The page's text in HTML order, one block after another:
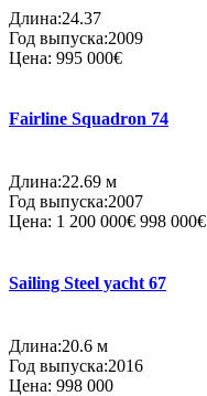
Длина:24.37
Год выпуска:2009
Цена: 995 000€
Fairline Squadron 74
Длина:22.69 м
Год выпуска:2007
Цена: 1 200 000€ 998 000€
Sailing Steel yacht 67
Длина:20.6 м
Год выпуска:2016
Цена: 998 000